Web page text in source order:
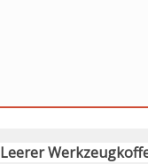
Leerer